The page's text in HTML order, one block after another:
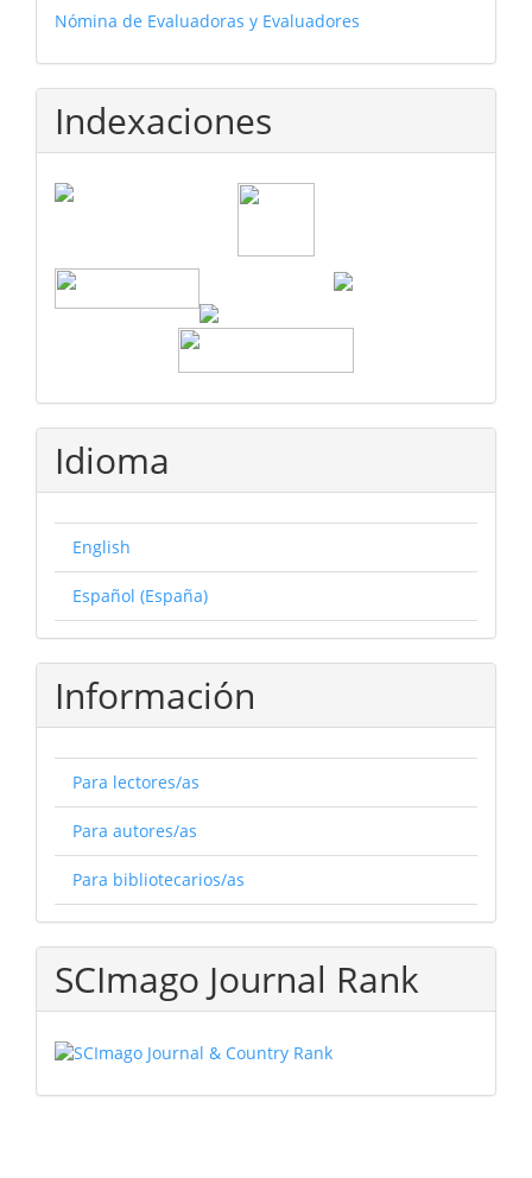
Nómina de Evaluadoras y Evaluadores
Indexaciones
Idioma
English
Español (España)
Información
Para lectores/as
Para autores/as
Para bibliotecarios/as
SCImago Journal Rank